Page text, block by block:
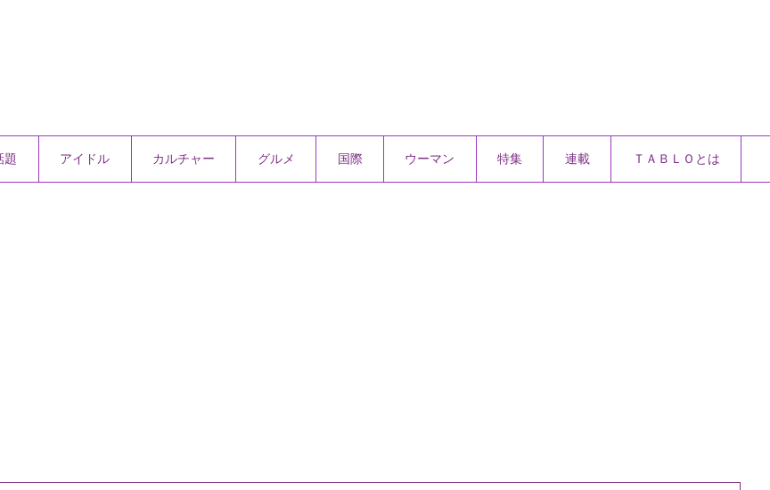
題 アイドル カルチャー グルメ 国際 ウーマン 特集 連載 ＴＡＢＬＯとは